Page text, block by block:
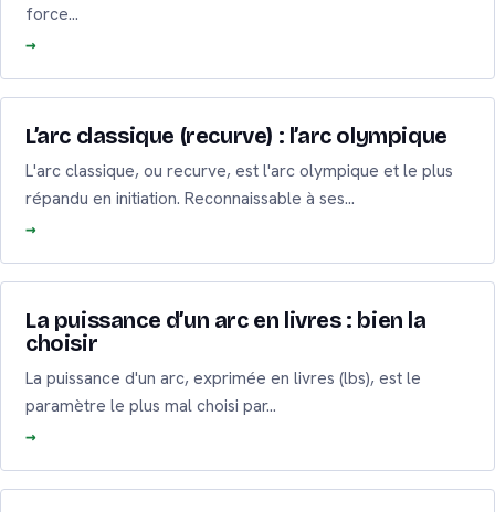
force…
L’arc classique (recurve) : l’arc olympique
L'arc classique, ou recurve, est l'arc olympique et le plus
répandu en initiation. Reconnaissable à ses…
La puissance d’un arc en livres : bien la
choisir
La puissance d'un arc, exprimée en livres (lbs), est le
paramètre le plus mal choisi par…